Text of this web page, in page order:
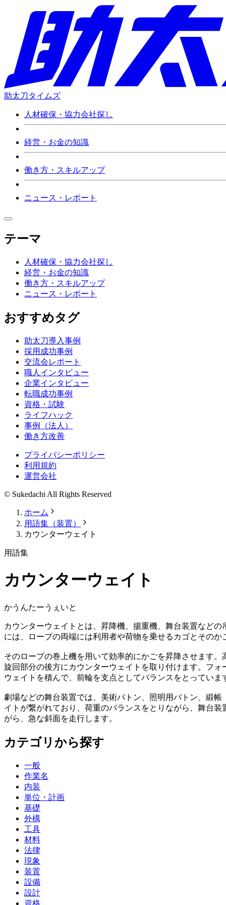
助太刀タイムズ
人材確保・協力会社探し
経営・お金の知識
働き方・スキルアップ
ニュース・レポート
テーマ
人材確保・協力会社探し
経営・お金の知識
働き方・スキルアップ
ニュース・レポート
おすすめタグ
助太刀導入事例
採用成功事例
交流会レポート
職人インタビュー
企業インタビュー
転職成功事例
資格・試験
ライフハック
事例（法人）
働き方改善
プライバシーポリシー
利用規約
運営会社
© Sukedachi All Rights Reserved
ホーム
用語集（装置）
カウンターウェイト
用語集
カウンターウェイト
かうんたーうぇいと
カウンターウェイトとは、昇降機、揚重機、舞台装置など
には、ロープの両端には利用者や荷物を乗せるカゴとその
そのロープの巻上機を用いて効率的にかごを昇降させます
旋回部分の後方にカウンターウェイトを取り付けます。フ
ウェイトを積んで、前輪を支点としてバランスをとっていま
劇場などの舞台装置では、美術バトン、照明用バトン、緞
イトが繋がれており、荷重のバランスをとりながら、舞台
がら、急な斜面を走行します。
カテゴリから探す
一般
作業名
内装
単位・計画
基礎
外構
工具
材料
法律
現象
装置
設備
設計
資格